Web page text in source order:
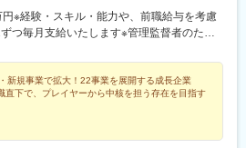
フィス移転に伴い、デスク周りの環
フェスペースなどもアップデートしまし
対策あり（敷地内禁煙）
※経験・スキル・能力や、前職給与を考慮
つ毎月支給いたします※管理監督者のた
新規事業で拡大！22事業を展開する成長企業
直下で、プレイヤーから中核を担う存在を目指す